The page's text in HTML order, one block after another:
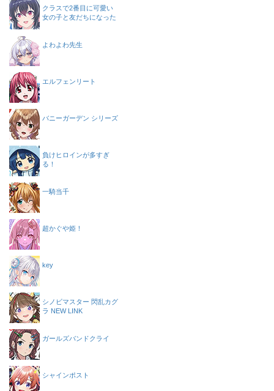
クラスで2番目に可愛い
女の子と友だちになった
よわよわ先生
エルフェンリート
バニーガーデン シリーズ
負けヒロインが多すぎ
る！
一騎当千
超かぐや姫！
key
シノビマスター 閃乱カグ
ラ NEW LINK
ガールズバンドクライ
シャインポスト